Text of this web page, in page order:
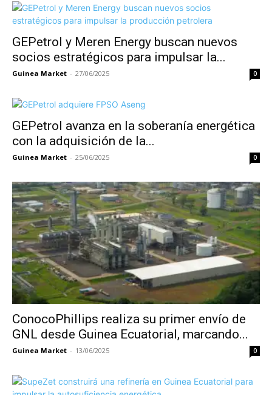
GEPetrol y Meren Energy buscan nuevos
socios estratégicos para impulsar la...
Guinea Market - 27/06/2025 0
GEPetrol avanza en la soberanía energética
con la adquisición de la...
Guinea Market - 25/06/2025 0
ConocoPhillips realiza su primer envío de
GNL desde Guinea Ecuatorial, marcando...
Guinea Market - 13/06/2025 0